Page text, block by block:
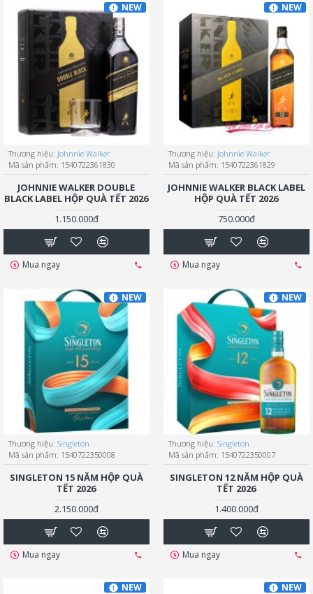
NEW
Thương hiệu: Johnnie Walker
Mã sản phẩm: 1540722361830
JOHNNIE WALKER DOUBLE
BLACK LABEL HỘP QUÀ TẾT 2026
1.150.000đ
Mua ngay
NEW
Thương hiệu: Johnnie Walker
Mã sản phẩm: 1540722361829
JOHNNIE WALKER BLACK LABEL
HỘP QUÀ TẾT 2026
750.000đ
Mua ngay
NEW
Thương hiệu: Singleton
Mã sản phẩm: 1540722350008
SINGLETON 15 NĂM HỘP QUÀ
TẾT 2026
2.150.000đ
Mua ngay
NEW
Thương hiệu: Singleton
Mã sản phẩm: 1540722350007
SINGLETON 12 NĂM HỘP QUÀ
TẾT 2026
1.400.000đ
Mua ngay
NEW NEW